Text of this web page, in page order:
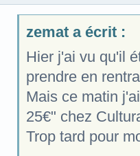
zemat a écrit :
Hier j'ai vu qu'il
prendre en
Mais ce matin
25€" chez
Trop tard pour